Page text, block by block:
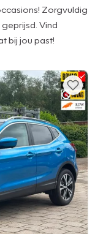
Zorgvuldig
Vind
bij jou past!